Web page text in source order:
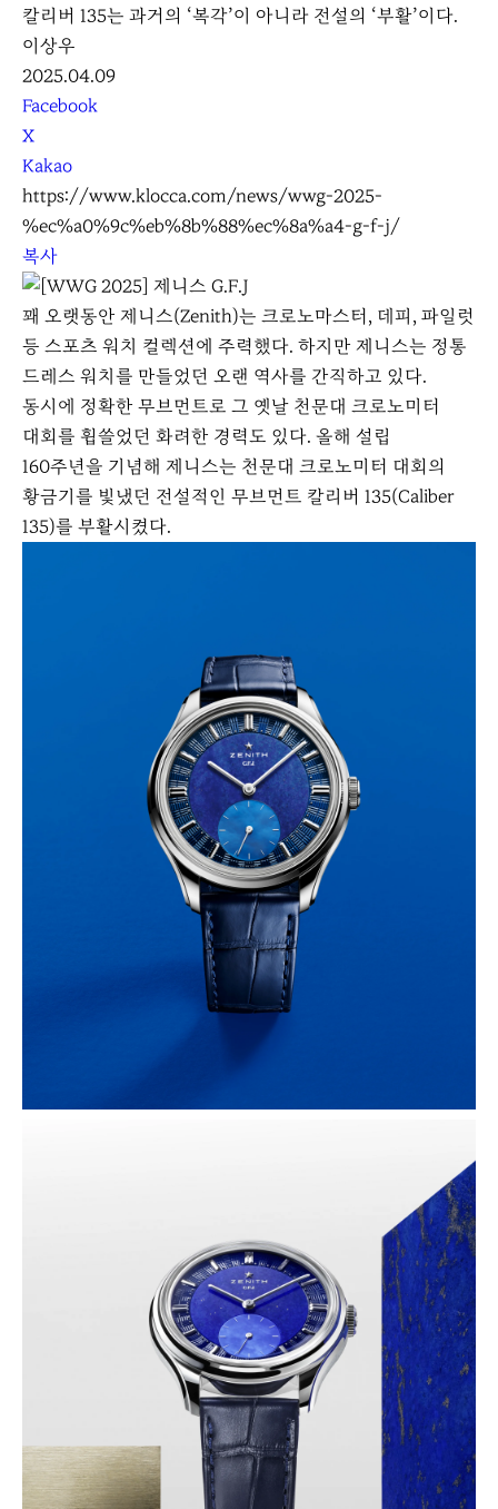
칼리버 135는 과거의 ‘복각’이 아니라 전설의 ‘부활’이다.
이상우
2025.04.09
S
N
S
S
h
a
r
e
Facebook
X
Kakao
https://www.klocca.com/news/wwg-2025-
%ec%a0%9c%eb%8b%88%ec%8a%a4-g-f-j/
복사
꽤 오랫동안 제니스(Zenith)는 크로노마스터, 데피, 파일럿
등 스포츠 워치 컬렉션에 주력했다. 하지만 제니스는 정통
드레스 워치를 만들었던 오랜 역사를 간직하고 있다.
동시에 정확한 무브먼트로 그 옛날 천문대 크로노미터
대회를 휩쓸었던 화려한 경력도 있다. 올해 설립
160주년을 기념해 제니스는 천문대 크로노미터 대회의
황금기를 빛냈던 전설적인 무브먼트 칼리버 135(Caliber
135)를 부활시켰다.